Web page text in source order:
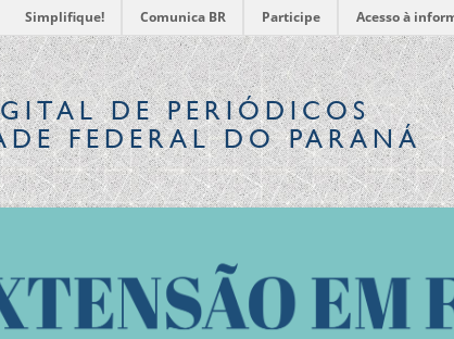
Simplifique! Comunica BR Participe Acesso à
DE PERIÓDICOS
FEDERAL DO PARANÁ